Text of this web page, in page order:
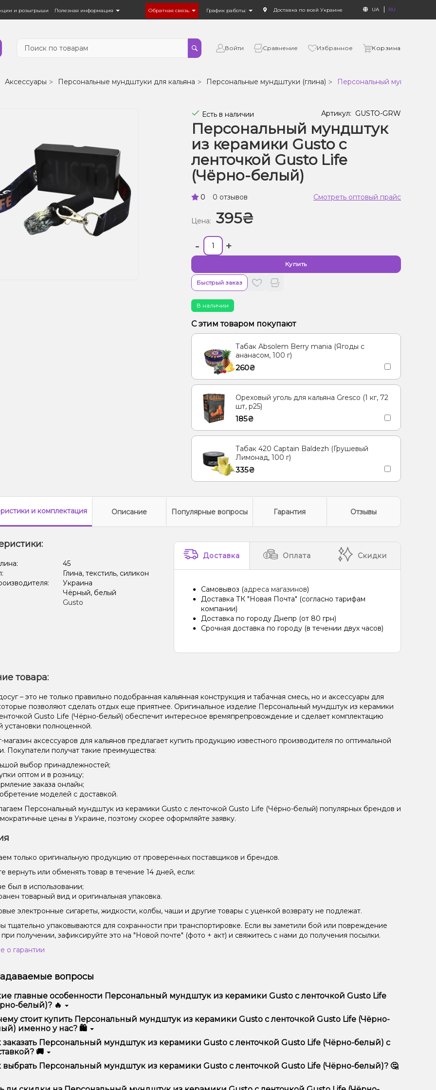
и розыгрыши Полезная информация Обратная связь График работы: Доставка по всей Украине UA RU
Войти Сравнение Избранное Корзина
Аксессуары Персональные мундштуки для кальяна Персональные мундштуки (глина) Персональный мундштук
Есть в наличии Артикул: GUSTO-GRW
Персональный мундштук
из керамики Gusto с
ленточкой Gusto Life
(Чёрно-белый)
0 0 отзывов Смотреть оптовый прайс
Цена: 395₴
- +
Купить
Быстрый заказ
В наличии
С этим товаром покупают
Табак Absolem Berry mania (Ягоды с
ананасом, 100 г)
260₴
Ореховый уголь для кальяна Gresco (1 кг, 72
шт, р25)
185₴
Табак 420 Captain Baldezh (Грушевый
Лимонад, 100 г)
335₴
и комплектация Описание Популярные вопросы Гарантия Отзывы
45
Глина, текстиль, силикон
Украина
Чёрный, белый
Gusto
Доставка Оплата Скидки
Самовывоз (адреса магазинов)
Доставка ТК "Новая Почта" (согласно тарифам
компании)
Доставка по городу Днепр (от 80 грн)
Срочная доставка по городу (в течении двух часов)
товара:
– это не только правильно подобранная кальянная конструкция и табачная смесь, но и аксессуары для
позволяют сделать отдых еще приятнее. Оригинальное изделие Персональный мундштук из керамики
Gusto Life (Чёрно-белый) обеспечит интересное времяпрепровождение и сделает комплектацию
установки полноценной.
магазин аксессуаров для кальянов предлагает купить продукцию известного производителя по оптимальной
Покупатели получат такие преимущества:
выбор принадлежностей;
оптом и в розницу;
заказа онлайн;
моделей с доставкой.
Персональный мундштук из керамики Gusto с ленточкой Gusto Life (Чёрно-белый) популярных брендов и
цены в Украине, поэтому скорее оформляйте заявку.
только оригинальную продукцию от проверенных поставщиков и брендов.
вернуть или обменять товар в течение 14 дней, если:
был в использовании;
товарный вид и оригинальная упаковка.
электронные сигареты, жидкости, колбы, чаши и другие товары с уценкой возврату не подлежат.
тщательно упаковываются для сохранности при транспортировке. Если вы заметили бой или повреждение
получении, зафиксируйте это на "Новой почте" (фото + акт) и свяжитесь с нами до получения посылки.
о гарантии
вопросы
главные особенности Персональный мундштук из керамики Gusto с ленточкой Gusto Life
белый)? 🔥
мундштук из керамики Gusto с ленточкой Gusto Life (Чёрно-белый) отличается высоким качеством,
использования и надежностью.
стоит купить Персональный мундштук из керамики Gusto с ленточкой Gusto Life (Чёрно-
именно у нас? 🛍️
только оригинальную продукцию, широкий ассортимент, выгодные цены и быструю доставку.
того, у нас регулярные акции и скидки для клиентов!
заказать Персональный мундштук из керамики Gusto с ленточкой Gusto Life (Чёрно-белый) с
🚚
заказ можно в несколько кликов:
Перейдите к оформлению заказа.
выбрать Персональный мундштук из керамики Gusto с ленточкой Gusto Life (Чёрно-белый)? 🤔